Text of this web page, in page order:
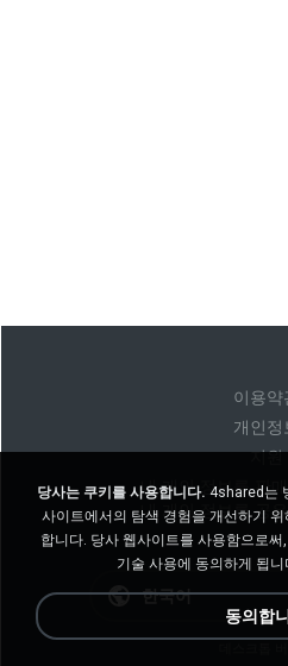
이용약
개인정
지원
내 개인 정보를 판
내 개인 정보를 공
한국어
당사는 쿠키를 사용합니다. 4shared는
사이트에서의 탐색 경험을 개선하기
합니다. 당사 웹사이트를 사용함으로
기술 사용에 동의하게 됩니
동의합